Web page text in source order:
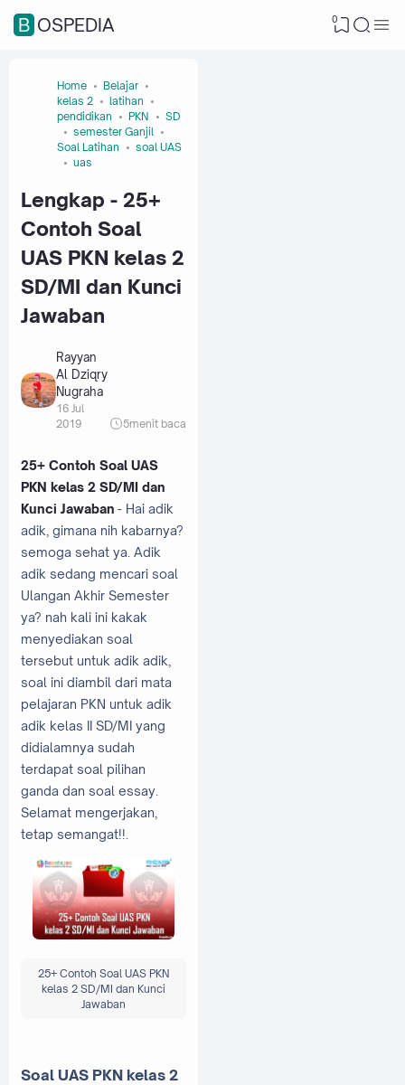
BOSPEDIA 0
Home
Belajar
kelas 2
latihan
pendidikan
PKN
SD
semester Ganjil
Soal Latihan
soal UAS
uas
Lengkap - 25+
Contoh Soal
UAS PKN kelas 2
SD/MI dan Kunci
Jawaban
Rayyan
Al Dziqry
Nugraha
16 Jul
2019
5menit baca
25+ Contoh Soal UAS
PKN kelas 2 SD/MI dan
Kunci Jawaban - Hai adik
adik, gimana nih kabarnya?
semoga sehat ya. Adik
adik sedang mencari soal
Ulangan Akhir Semester
ya? nah kali ini kakak
menyediakan soal
tersebut untuk adik adik,
soal ini diambil dari mata
pelajaran PKN untuk adik
adik kelas II SD/MI yang
didialamnya sudah
terdapat soal pilihan
ganda dan soal essay.
Selamat mengerjakan,
tetap semangat!!.
25+ Contoh Soal UAS PKN
kelas 2 SD/MI dan Kunci
Jawaban
Soal UAS PKN kelas 2